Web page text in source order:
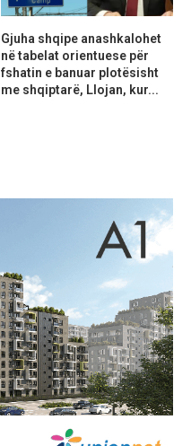
Gjuha shqipe anashkalohet
në tabelat orientuese për
fshatin e banuar plotësisht
me shqiptarë, Llojan, kur...